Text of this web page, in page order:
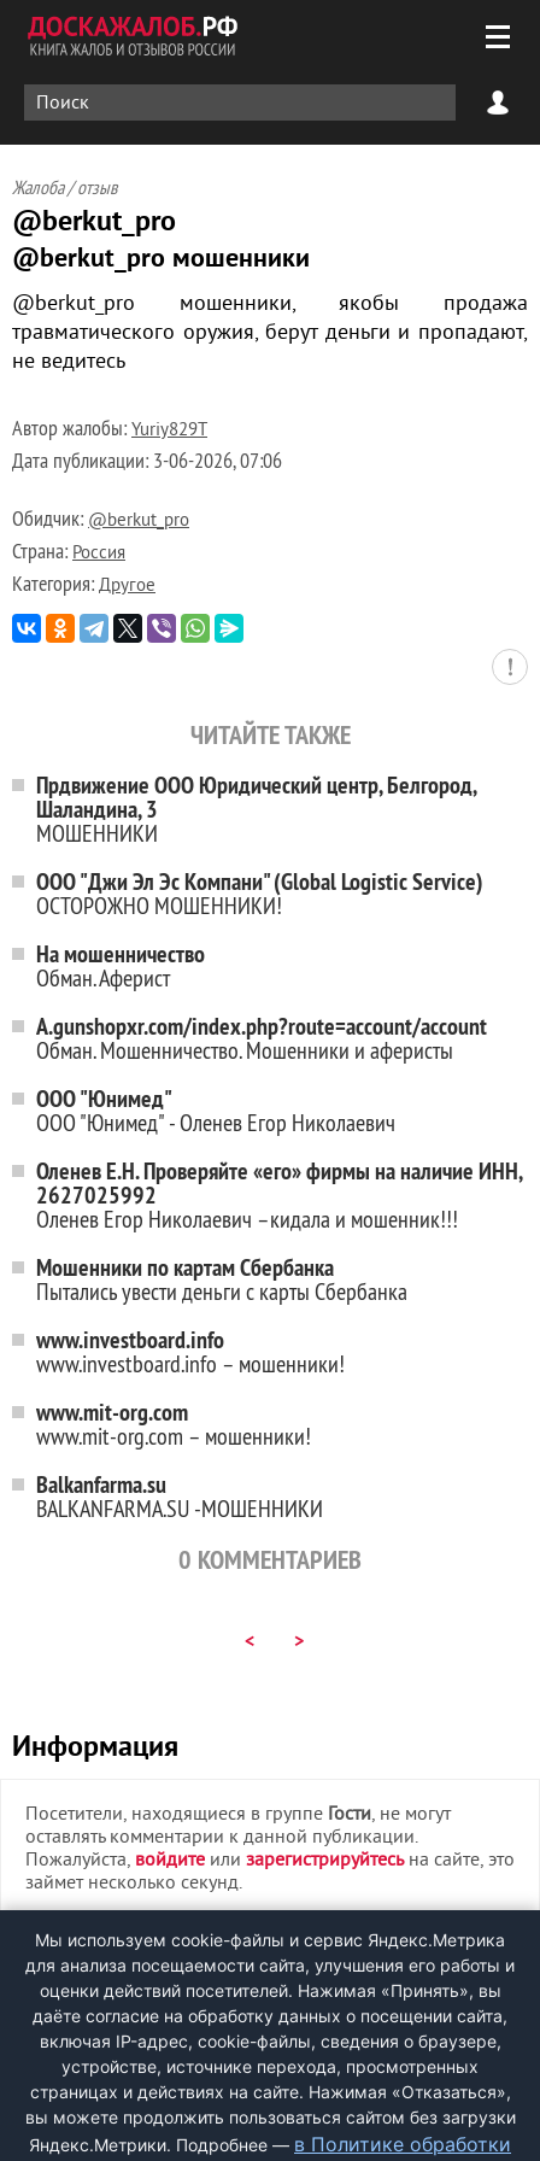
Жалоба / отзыв
@berkut_pro
@berkut_pro мошенники
@berkut_pro мошенники, якобы продажа
травматического оружия, берут деньги и пропадают,
не ведитесь
Автор жалобы: Yuriy829T
Дата публикации: 3-06-2026, 07:06
Обидчик: @berkut_pro
Страна: Россия
Категория: Другое
ЧИТАЙТЕ ТАКЖЕ
Прдвижение ООО Юридический центр, Белгород,
Шаландина, 3
МОШЕННИКИ
ООО "Джи Эл Эс Компани" (Global Logistic Service)
ОСТОРОЖНО МОШЕННИКИ!
На мошенничество
Обман. Аферист
A.gunshopxr.com/index.php?route=account/account
Обман. Мошенничество. Мошенники и аферисты
ООО "Юнимед"
ООО "Юнимед" - Оленев Егор Николаевич
Оленев Е.Н. Проверяйте «его» фирмы на наличие ИНН,
2627025992
Оленев Егор Николаевич –кидала и мошенник!!!
Мошенники по картам Сбербанка
Пытались увести деньги с карты Сбербанка
www.investboard.info
www.investboard.info – мошенники!
www.mit-org.com
www.mit-org.com – мошенники!
Balkanfarma.su
BALKANFARMA.SU -МОШЕННИКИ
0 КОММЕНТАРИЕВ
< >
Информация
Посетители, находящиеся в группе Гости, не могут
оставлять комментарии к данной публикации.
Пожалуйста, войдите или зарегистрируйтесьна сайте, это
займет несколько секунд.
ВХОД
РЕГИСТРАЦИЯ
Быстрая регистрациячерез соцсети:
Мы используем cookie-файлы и сервис Яндекс.Метрика
для анализа посещаемости сайта, улучшения его работы и
оценки действий посетителей. Нажимая «Принять», вы
даёте согласие на обработку данных о посещении сайта,
включая IP-адрес, cookie-файлы, сведения о браузере,
устройстве, источнике перехода, просмотренных
страницах и действиях на сайте. Нажимая «Отказаться»,
вы можете продолжить пользоваться сайтом без загрузки
Яндекс.Метрики. Подробнее — в Политике обработки